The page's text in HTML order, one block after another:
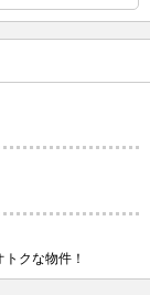
クな物件！